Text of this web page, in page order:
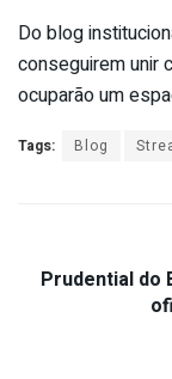
Do blog
conseguirem unir
ocuparão um
Tags: Blog
Prudential do